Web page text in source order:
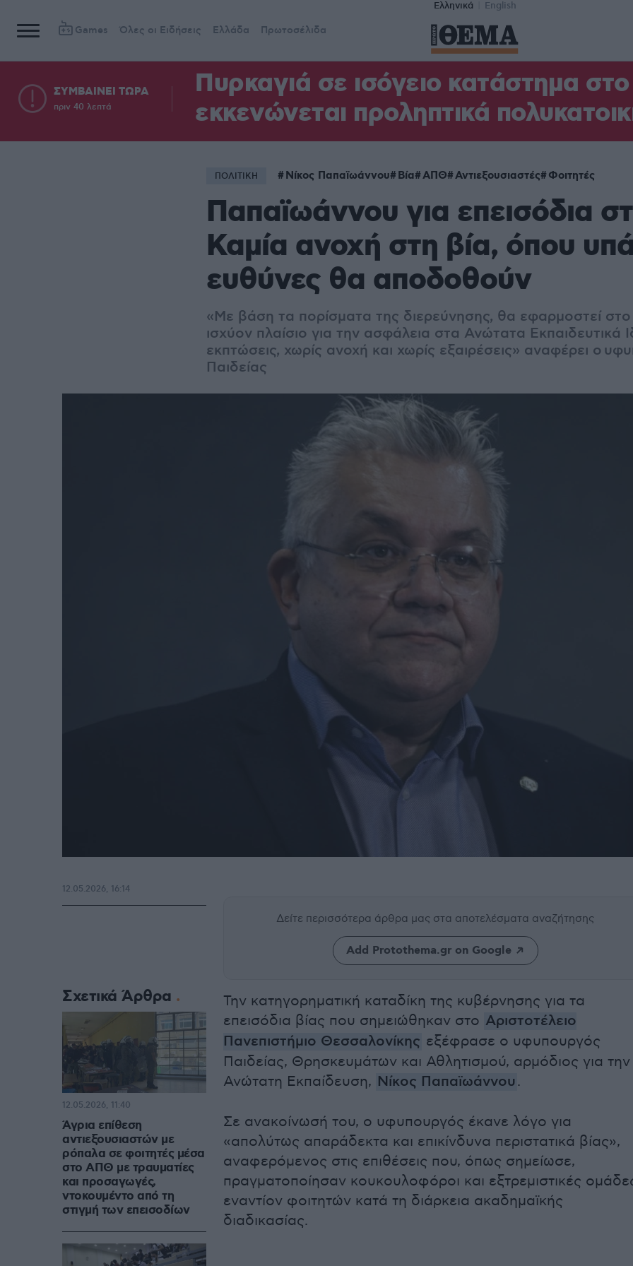
Ελληνικά English
Games Όλες οι Ειδήσεις Ελλάδα Πρωτοσέλιδα
ΣΥΜΒΑΙΝΕΙ ΤΩΡΑ
πριν 40 λεπτά
Πυρκαγιά σε ισόγειο κατάστημα
εκκενώνεται προληπτικά
ΠΟΛΙΤΙΚΗ Νίκος Παπαϊωάννου Βία ΑΠΘ Αντιεξουσιαστές Φοιτητές
Παπαϊωάννου για επεισόδια
Καμία ανοχή στη βία, όπου
ευθύνες θα αποδοθούν
«Με βάση τα πορίσματα της διερεύνησης, θα εφαρμοστεί
ισχύον πλαίσιο για την ασφάλεια στα Ανώτατα Εκπαιδευτικά
εκπτώσεις, χωρίς ανοχή και χωρίς εξαιρέσεις» αναφέρει ο
Παιδείας
Δείτε περισσότερα άρθρα μας στα αποτελέσματα αναζήτησης
Add Protothema.gr on Google
Την κατηγορηματική καταδίκη της κυβέρνησης για τα
επεισόδια βίας που σημειώθηκαν στο Αριστοτέλειο
Πανεπιστήμιο Θεσσαλονίκης εξέφρασε ο υφυπουργός
Παιδείας, Θρησκευμάτων και Αθλητισμού, αρμόδιος για την
Ανώτατη Εκπαίδευση, Νίκος Παπαϊωάννου.
Σε ανακοίνωσή του, ο υφυπουργός έκανε λόγο για
«απολύτως απαράδεκτα και επικίνδυνα περιστατικά βίας»,
αναφερόμενος στις επιθέσεις που, όπως σημείωσε,
πραγματοποίησαν κουκουλοφόροι και εξτρεμιστικές
εναντίον φοιτητών κατά τη διάρκεια ακαδημαϊκής
διαδικασίας.
12.05.2026, 16:14
Σχετικά Άρθρα
Άγρια επίθεση
αντιεξουσιαστών με
ρόπαλα σε φοιτητές μέσα
στο ΑΠΘ με τραυματίες
και προσαγωγές,
ντοκουμέντο από τη
στιγμή των επεισοδίων
12.05.2026, 11:40